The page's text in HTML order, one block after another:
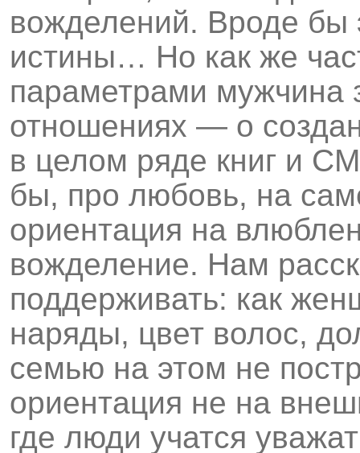
вожделений. Вроде бы
истины… Но как же
параметрами мужчина
отношениях — о
в целом ряде книг и
бы, про любовь, на
ориентация на
вожделение. Нам
поддерживать: как
наряды, цвет волос,
семью на этом не
ориентация не на
где люди учатся